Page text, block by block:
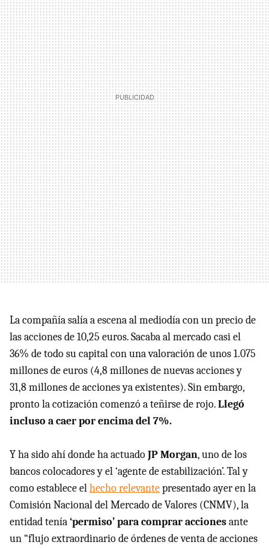
La compañía salía a escena al mediodía con un precio de
las acciones de 10,25 euros. Sacaba al mercado casi el
36% de todo su capital con una valoración de unos 1.075
millones de euros (4,8 millones de nuevas acciones y
31,8 millones de acciones ya existentes). Sin embargo,
pronto la cotización comenzó a teñirse de rojo.Llegó
incluso a caer por encima del 7%.
Y ha sido ahí donde ha actuadoJP Morgan, uno de los
bancos colocadores y el ‘agente de estabilización’. Tal y
como establece elhecho relevantepresentado ayer en la
Comisión Nacional del Mercado de Valores (CNMV), la
entidad tenía‘permiso’ para comprar accionesante
un “flujo extraordinario de órdenes de venta de acciones